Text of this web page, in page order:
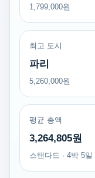
1,799,000원
최고 도시
파리
5,260,000원
평균 총액
3,264,805원
스탠다드 · 4박 5일